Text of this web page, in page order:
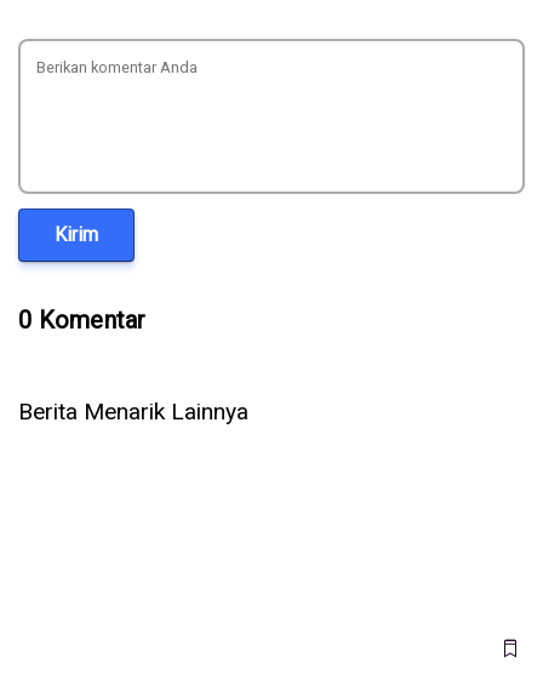
Kirim
0 Komentar
Berita Menarik Lainnya